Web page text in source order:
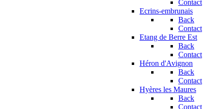
Contact
Ecrins-embrunais
Back
Contact
Etang de Berre Est
Back
Contact
Héron d'Avignon
Back
Contact
Hyères les Maures
Back
Contact